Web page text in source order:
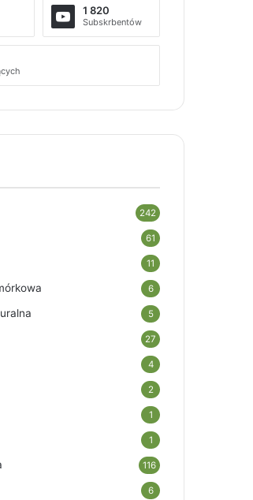
1 820
Subskrbentów
242
61
11
6
5
27
4
2
1
1
116
6